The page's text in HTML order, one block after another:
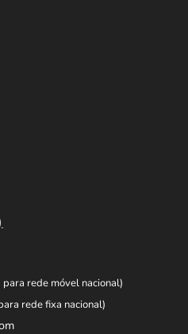
para rede móvel nacional)
rede fixa nacional)